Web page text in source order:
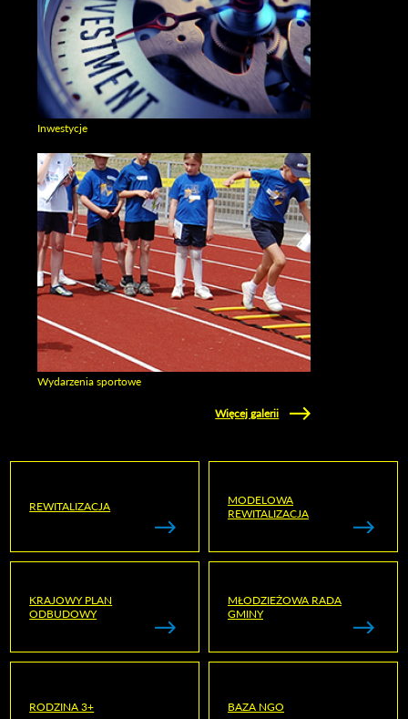
Inwestycje
Wydarzenia sportowe
Więcej galerii
REWITALIZACJA
MODELOWA
REWITALIZACJA
KRAJOWY PLAN
ODBUDOWY
MŁODZIEŻOWA RADA
GMINY
RODZINA 3+ BAZA NGO